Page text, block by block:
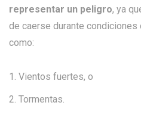
representar un peligro, ya
de caerse durante
como:
Vientos fuertes, o
Tormentas.